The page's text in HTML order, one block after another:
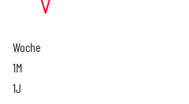
Woche
1M
1J